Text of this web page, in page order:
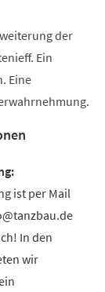
der
Ein
Eine
ist per Mail
In den
wir